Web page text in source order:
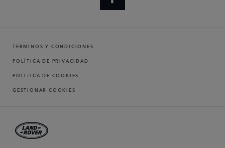
TÉRMINOS Y CONDICIONES
POLÍTICA DE PRIVACIDAD
POLÍTICA DE COOKIES
GESTIONAR COOKIES